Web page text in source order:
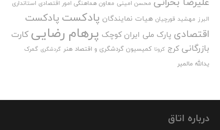
محسن امینی معاون هماهنگی امور اقتصادی استانداری
البرز مهشید قورچیان هیات نمایندگان پادکست پادکست
اقتصادی پارک ملی ایران کوچک پرهام رضایی کارت
بازرگانی کرج کرونا کمیسیون گردشگری و اقتصاد هنر گردشگری گمرک
یدالله مالمیر
درباره اتاق